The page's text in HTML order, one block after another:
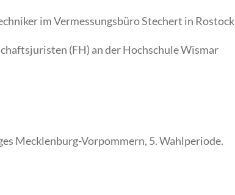
im Vermessungsbüro Stechert in Rostock
(FH) an der Hochschule Wismar
Mecklenburg-Vorpommern, 5. Wahlperiode.